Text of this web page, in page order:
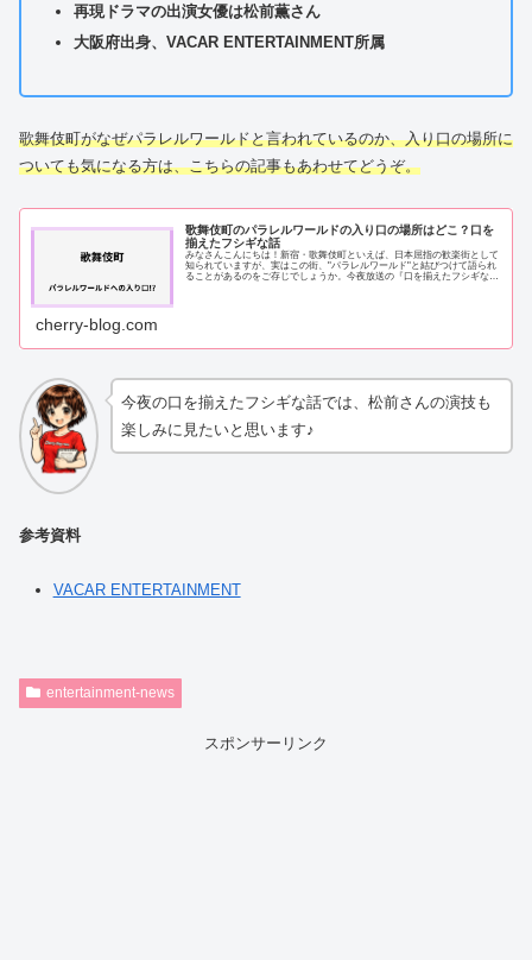
再現ドラマの出演女優は松前薫さん
大阪府出身、VACAR ENTERTAINMENT所属
歌舞伎町がなぜパラレルワールドと言われているのか、入り口の場所に
ついても気になる方は、こちらの記事もあわせてどうぞ。
歌舞伎町のパラレルワールドの入り口の場所はどこ？口を
揃えたフシギな話
みなさんこんにちは！新宿・歌舞伎町といえば、日本屈指の歓楽街として
知られていますが、実はこの街、"パラレルワールド"と結びつけて語られ
ることがあるのをご存じでしょうか。今夜放送の『口を揃えたフシギな
cherry-blog.com
今夜の口を揃えたフシギな話では、松前さんの演技も
楽しみに見たいと思います♪
参考資料
VACAR ENTERTAINMENT
entertainment-news
スポンサーリンク